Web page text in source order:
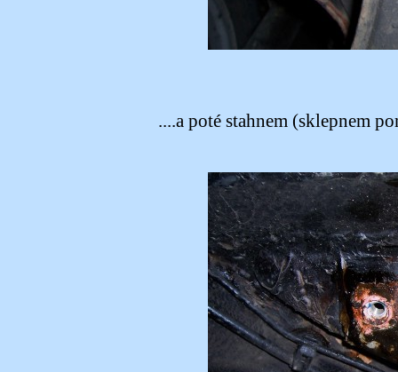
....a poté stahnem (sklepnem